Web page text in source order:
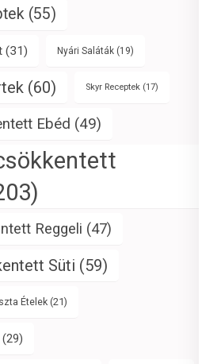
(55)
(31) Nyári Saláták (19)
(60) Skyr Receptek (17)
Ebéd (49)
Reggeli (47)
Süti (59)
Ételek (21)
(29)